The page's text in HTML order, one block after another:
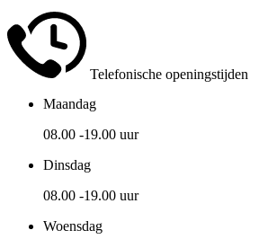
Telefonische openingstijden
Maandag
08.00 -19.00 uur
Dinsdag
08.00 -19.00 uur
Woensdag